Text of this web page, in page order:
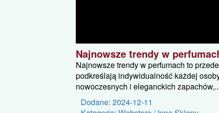
Najnowsze trendy w
Najnowsze trendy w perfumach to
podkreślają indywidualność każdej
nowoczesnych i eleganckich
Dodane: 2024-12-11